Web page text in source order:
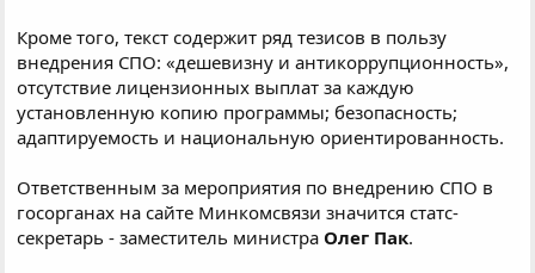
Кроме того, текст содержит ряд тезисов в пользу
внедрения СПО: «дешевизну и антикоррупционность»,
отсутствие лицензионных выплат за каждую
установленную копию программы; безопасность;
адаптируемость и национальную ориентированность.
Ответственным за мероприятия по внедрению СПО в
госорганах на сайте Минкомсвязи значится статс-
секретарь - заместитель министра Олег Пак.